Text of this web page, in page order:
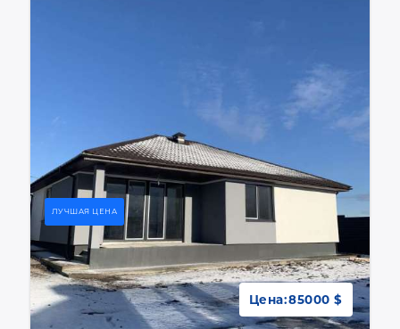
ЛУЧШАЯ ЦЕНА
Цена:85000 $